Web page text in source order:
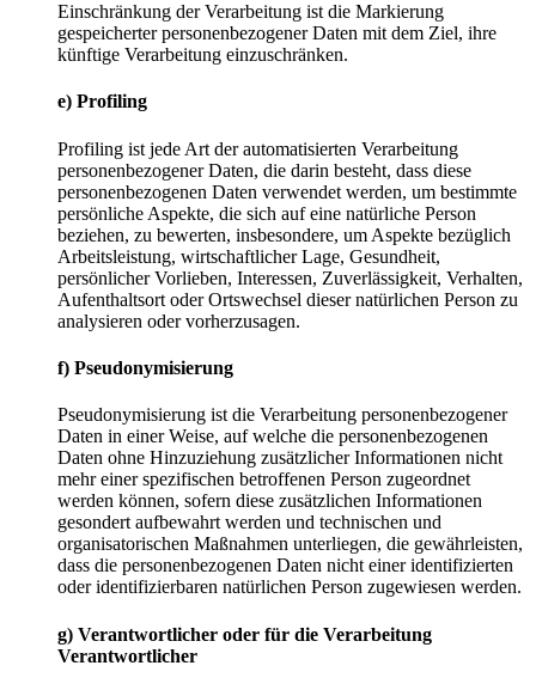
Einschränkung der Verarbeitung ist die Markierung
gespeicherter personenbezogener Daten mit dem Ziel, ihre
künftige Verarbeitung einzuschränken.
e) Profiling
Profiling ist jede Art der automatisierten Verarbeitung
personenbezogener Daten, die darin besteht, dass diese
personenbezogenen Daten verwendet werden, um bestimmte
persönliche Aspekte, die sich auf eine natürliche Person
beziehen, zu bewerten, insbesondere, um Aspekte bezüglich
Arbeitsleistung, wirtschaftlicher Lage, Gesundheit,
persönlicher Vorlieben, Interessen, Zuverlässigkeit, Verhalten,
Aufenthaltsort oder Ortswechsel dieser natürlichen Person zu
analysieren oder vorherzusagen.
f) Pseudonymisierung
Pseudonymisierung ist die Verarbeitung personenbezogener
Daten in einer Weise, auf welche die personenbezogenen
Daten ohne Hinzuziehung zusätzlicher Informationen nicht
mehr einer spezifischen betroffenen Person zugeordnet
werden können, sofern diese zusätzlichen Informationen
gesondert aufbewahrt werden und technischen und
organisatorischen Maßnahmen unterliegen, die gewährleisten,
dass die personenbezogenen Daten nicht einer identifizierten
oder identifizierbaren natürlichen Person zugewiesen werden.
g) Verantwortlicher oder für die Verarbeitung
Verantwortlicher